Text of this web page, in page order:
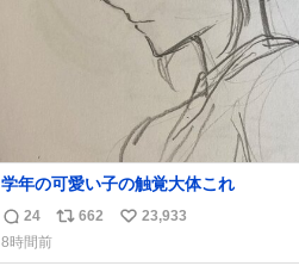
学年の可愛い子の触覚大体これ
返
信
24
リ
662
い
23,933
8時間前